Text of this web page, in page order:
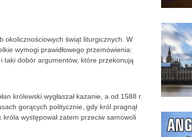
okolicznościowych świąt liturgicznych. W
wymogi prawidłowego przemówienia:
taki dobór argumentów, które przekonują
królewski wygłaszał kazanie, a od 1588 r.
gorących politycznie, gdy król pragnął
występował zatem przeciw samowoli